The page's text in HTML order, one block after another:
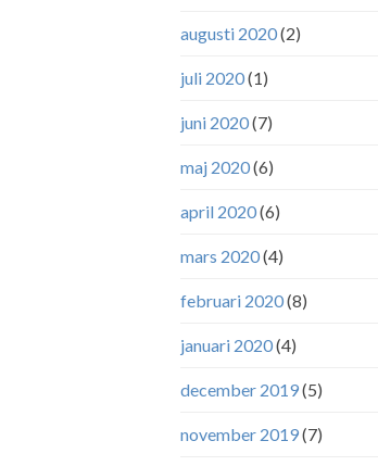
augusti 2020(2)
juli 2020(1)
juni 2020(7)
maj 2020(6)
april 2020(6)
mars 2020(4)
februari 2020(8)
januari 2020(4)
december 2019(5)
november 2019(7)